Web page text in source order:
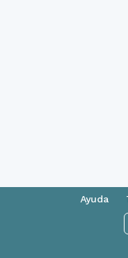
Ayuda